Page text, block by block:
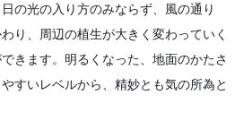
の光の入り方のみならず、風の通り
り、周辺の植生が大きく変わっていく
きます。明るくなった、地面のかたさ
すいレベルから、精妙とも気の所為と